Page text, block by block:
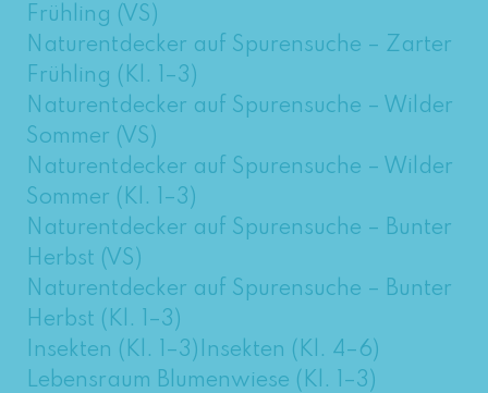
Frühling (VS)
Naturentdecker auf Spurensuche – Zarter
Frühling (Kl. 1–3)
Naturentdecker auf Spurensuche – Wilder
Sommer (VS)
Naturentdecker auf Spurensuche – Wilder
Sommer (Kl. 1–3)
Naturentdecker auf Spurensuche – Bunter
Herbst (VS)
Naturentdecker auf Spurensuche – Bunter
Herbst (Kl. 1–3)
Insekten (Kl. 1–3) Insekten (Kl. 4–6)
Lebensraum Blumenwiese (Kl. 1–3)